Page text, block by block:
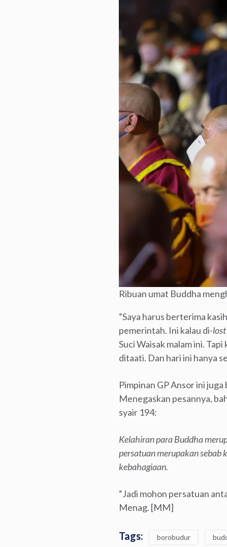
Ribuan umat Buddha
“Saya harus berterima
pemerintah. Ini kalau di-lost
Suci Waisak malam ini.
ditaati. Dan hari ini hanya
Pimpinan GP Ansor ini
Menegaskan pesannya,
syair 194:
Kelahiran para Buddha
persatuan merupakan sebab
kebahagiaan.
“Jadi mohon persatuan
Menag. [MM]
Tags: borobudur